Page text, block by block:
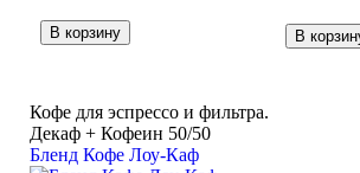
В
В корзину
Кофе для эспрессо и фильтра.
Декаф + Кофеин 50/50
Бленд Кофе Лоу-Каф